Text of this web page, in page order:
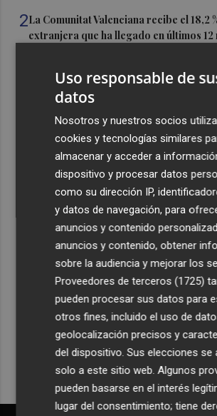
2La Comunitat Valenciana recibe el 18,2
extranjera que ha llegado en últimos 12
Castellón: alcanza en julio el mejor
pasajeros de su historia
La Diputación inicia la trámites de
explotación del balneario de Benassal
La geolocalización llega a la huerta y el
Murcia para agilizar la respuesta ante
Recibe toda la
Plaza Podcast en tu
Quiero suscribirme
Uso responsable de
datos
Nosotros y nuestros socios
cookies y tecnologías similares
almacenar y acceder a
dispositivo y procesar datos
como su dirección IP,
y datos de navegación, para
anuncios y contenido
anuncios y contenido, obtener
sobre la audiencia y mejorar los
Proveedores de terceros (1725)
pueden procesar sus datos para
otros fines, incluido el uso de
geolocalización precisos y
del dispositivo. Sus elecciones se
solo a este sitio web. Algunos
pueden basarse en el interés
lugar del consentimiento; tiene